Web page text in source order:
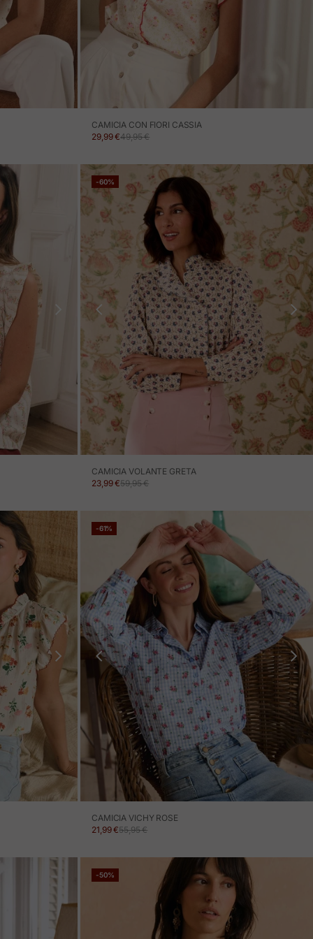
CAMICIA CON FIORI CASSIA
PREZZO IN OFFERTA
29,99 €PREZZO NORMALE
49,95 €
-60%
CAMICIA VOLANTE GRETA
PREZZO IN OFFERTA
23,99 €PREZZO NORMALE
59,95 €
-61%
CAMICIA VICHY ROSE
PREZZO IN OFFERTA
21,99 €PREZZO NORMALE
55,95 €
-50%